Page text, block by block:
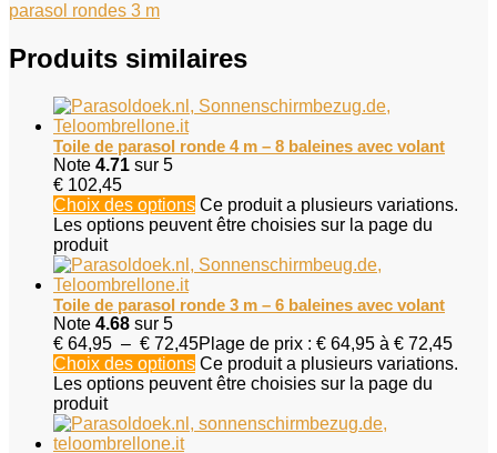
parasol rondes 3 m
Produits similaires
Toile de parasol ronde 4 m – 8 baleines avec volant
Note 4.71 sur 5
€ 102,45
Choix des options Ce produit a plusieurs variations.
Les options peuvent être choisies sur la page du
produit
Toile de parasol ronde 3 m – 6 baleines avec volant
Note 4.68 sur 5
€ 64,95 – € 72,45Plage de prix : € 64,95 à € 72,45
Choix des options Ce produit a plusieurs variations.
Les options peuvent être choisies sur la page du
produit